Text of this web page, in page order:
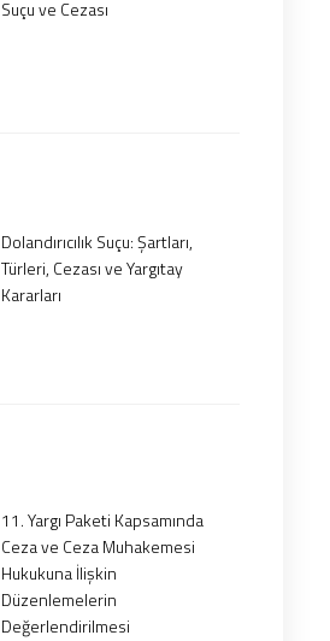
Suçu ve Cezası
Dolandırıcılık Suçu: Şartları,
Türleri, Cezası ve Yargıtay
Kararları
11. Yargı Paketi Kapsamında
Ceza ve Ceza Muhakemesi
Hukukuna İlişkin
Düzenlemelerin
Değerlendirilmesi